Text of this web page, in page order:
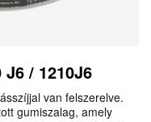
/ 1210J6
van felszerelve.
gumiszalag, amely